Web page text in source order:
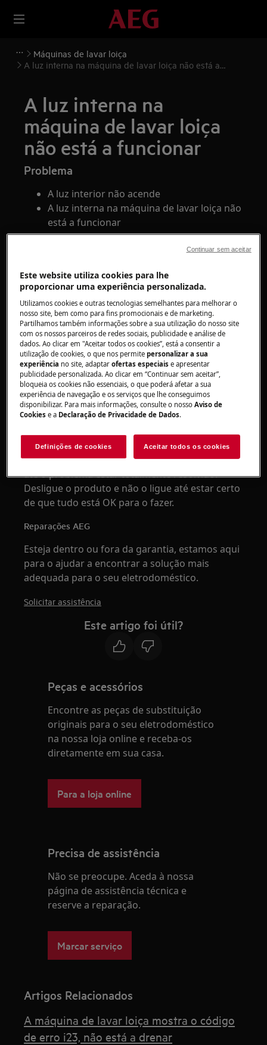
Máquinas de lavar loiça
A luz interna na máquina de lavar loiça não está a
A luz interna na
máquina de lavar loiça
não está a funcionar
Problema
A luz interior não acende
A luz interna na máquina de lavar loiça não
está a funcionar
Máquinas de lavar loiça
Solução
1. Contacte um centro de assistência
autorizado
Para substituir a lâmpada, recomendamos que
solicite a visita de um técnico de assistência.
Aviso: A substituição de uma luz interna pode
resultar numa fuga no aparelho se não for
efetuada de forma adequada.
Aviso: Não recomendamos que use o produto
até o problema estar totalmente resolvido.
Desligue o produto e não o ligue até estar certo
de que tudo está OK para o fazer.
Reparações AEG
Esteja dentro ou fora da garantia, estamos aqui
para o ajudar a encontrar a solução mais
adequada para o seu eletrodoméstico.
Solicitar assistência
Este artigo foi útil?
Peças e acessórios
Encontre as peças de substituição
originais para o seu eletrodoméstico
na nossa loja online e receba-os
diretamente em sua casa.
Para a loja online
Precisa de assistência
Não se preocupe. Aceda à nossa
página de assistência técnica e
reserve a reparação.
Marcar serviço
Artigos Relacionados
A máquina de lavar loiça mostra o código
de erro i23, não está a drenar
Este website utiliza cookies para lhe
proporcionar uma experiência personalizada.
Utilizamos cookies e outras tecnologias semelhantes para melhorar o
nosso site, bem como para fins promocionais e de marketing.
Partilhamos também informações sobre a sua utilização do nosso site
com os nossos parceiros de redes sociais, publicidade e análise de
dados. Ao clicar em "Aceitar todos os cookies”, está a consentir a
utilização de cookies, o que nos permitepersonalizar a sua
experiência no site, adaptarofertas especiaise apresentar
publicidade personalizada. Ao clicar em “Continuar sem aceitar”,
bloqueia os cookies não essenciais, o que poderá afetar a sua
experiência de navegação e os serviços que lhe conseguimos
disponibilizar. Para mais informações, consulte o nossoAviso de
Cookies e a Declaração de Privacidade de Dados.
Definições de cookies Aceitar todos os cookies
Continuar sem aceitar